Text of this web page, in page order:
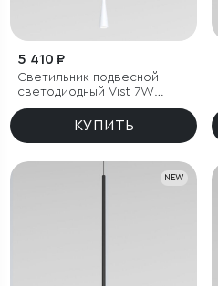
5 410 ₽
Светильник подвесной
светодиодный Vist 7W
4000K белый
КУПИТЬ
NEW